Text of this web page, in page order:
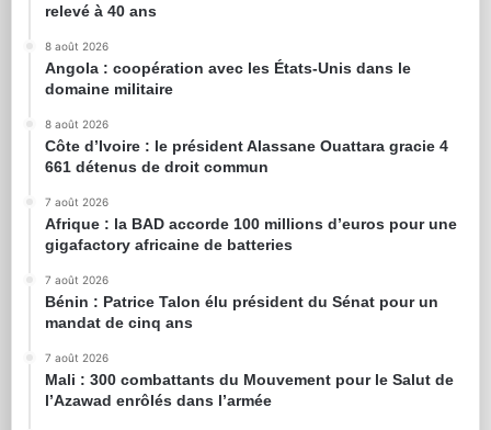
relevé à 40 ans
8 août 2026
Angola : coopération avec les États-Unis dans le
domaine militaire
8 août 2026
Côte d’Ivoire : le président Alassane Ouattara gracie 4
661 détenus de droit commun
7 août 2026
Afrique : la BAD accorde 100 millions d’euros pour une
gigafactory africaine de batteries
7 août 2026
Bénin : Patrice Talon élu président du Sénat pour un
mandat de cinq ans
7 août 2026
Mali : 300 combattants du Mouvement pour le Salut de
l’Azawad enrôlés dans l’armée